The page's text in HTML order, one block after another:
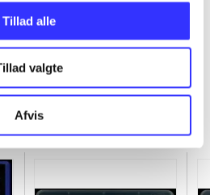
Tillad alle
valgte
Afvis